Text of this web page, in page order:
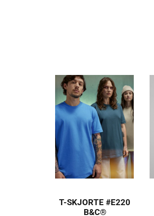
T-SKJORTE #E220
B&C®